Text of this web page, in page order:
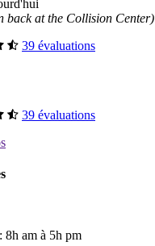
back at the Collision Center)
39 évaluations
39 évaluations
8h am à 5h pm